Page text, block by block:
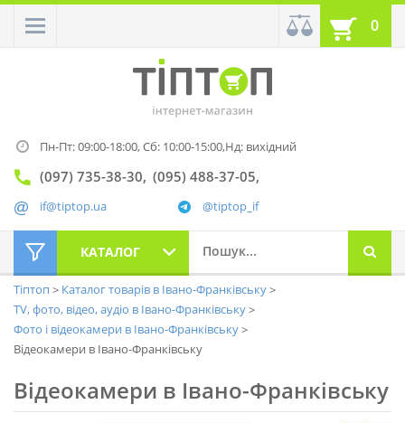
0
Пн-Пт: 09:00-18:00,Сб: 10:00-15:00,Нд: вихідний
(097) 735-38-30 (095) 488-37-05
@tiptop_if
if@tiptop.ua
КАТАЛОГ
Тіптоп
Каталог товарів в Івано-Франківську
TV, фото, відео, аудіо в Івано-Франківську
Фото і відеокамери в Івано-Франківську
Відеокамери в Івано-Франківську
Відеокамери в Івано-Франківську